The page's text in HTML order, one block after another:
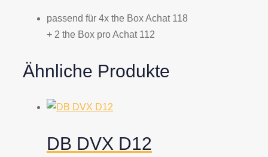
passend für 4x the Box Achat 118
+ 2 the Box pro Achat 112
Ähnliche Produkte
DB DVX D12